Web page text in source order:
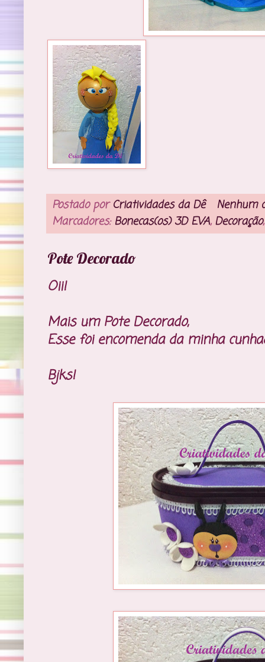
Postado porCriatividades da Dê
Nenhum
Marcadores: Bonecas(os) 3D EVA, Decoração
Pote Decorado
Oii!
Mais um Pote Decorado,
Esse foi encomenda da minha
Bjks!